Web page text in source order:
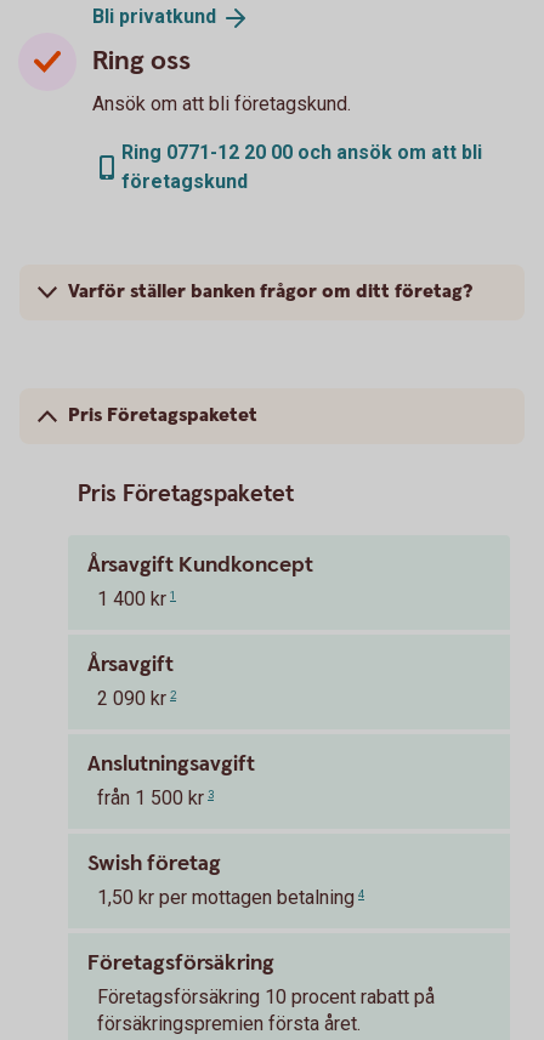
Bli privatkund
Ring oss
Ansök om att bli företagskund.
Ring 0771-12 20 00 och ansök om att bli
företagskund
Varför ställer banken frågor om ditt företag?
Pris Företagspaketet
Pris Företagspaketet
Årsavgift Kundkoncept
1 400 kr 1
Årsavgift
2 090 kr 2
Anslutningsavgift
från 1 500 kr 3
Swish företag
1,50 kr per mottagen betalning 4
Företagsförsäkring
Företagsförsäkring 10 procent rabatt på
försäkringspremien första året.